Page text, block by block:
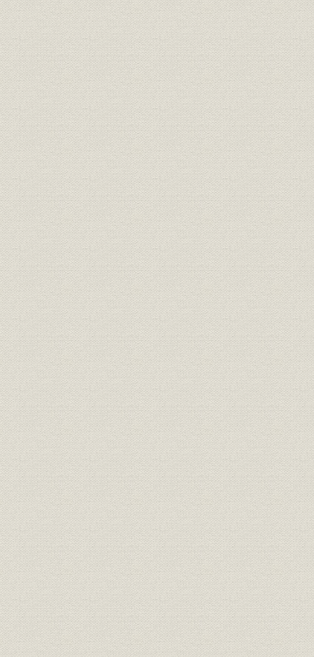
[8] 魅せて、読ませる錬金術
[9] 増紙六万、即売も驚異の伸び
[10] 燃えて、不況乗り切り
[11] 全社協力の青梅報知マラソン
[12] スポーツ本刊行が強み
社屋案内図
よき時代のよき先輩たち スポーツ紙の原型はここから......(座談会)
第3章 西の拠点、大阪の熱気 ハイライト(平成3~4年)
[1] 紙面鮮やかオフ輪本番
[2] 上げ潮に乗った営業陣
[3] 三十周年へチームプレー
第4章 制作革命「ホームラン」 ハイライト(平成3~4年)
[1] スポーツ報知のカラー元年
[2] 表組みにも滅法強い
[3] ワープロ・ネットワークの構築
[4] 発送管理もオンライン化
[5] 報印の使命は報知と一体
第5章 木版手刷りの創刊号 ハイライト(明治5~18年)
[1] 郵便報知新聞の創刊
[2] 自由民権運動の先駆として
[3] 西南の役、第一線から現地報道
[4] 大隈重信と報知の提携